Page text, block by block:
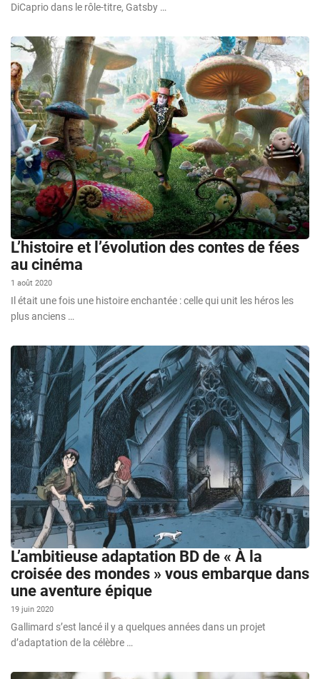
DiCaprio dans le rôle-titre, Gatsby …
L’histoire et l’évolution des contes de fées
au cinéma
1 août 2020
Il était une fois une histoire enchantée : celle qui unit les héros les
plus anciens …
L’ambitieuse adaptation BD de « À la
croisée des mondes » vous embarque dans
une aventure épique
19 juin 2020
Gallimard s’est lancé il y a quelques années dans un projet
d’adaptation de la célèbre …